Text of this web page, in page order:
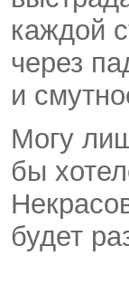
каждой
через
и
Могу
бы
будет